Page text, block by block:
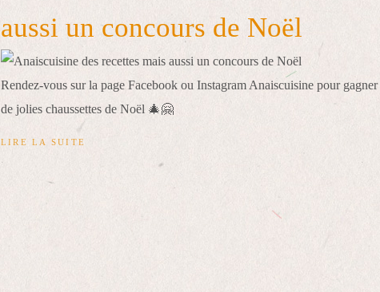
aussi un concours de Noël
Rendez-vous sur la page Facebook ou Instagram Anaiscuisine pour gagner
de jolies chaussettes de Noël 🎄🤗
LIRE LA SUITE